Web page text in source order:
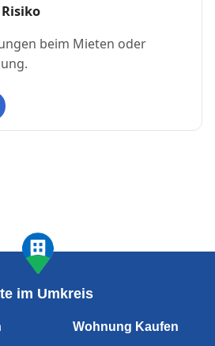
beim Mieten oder
im Umkreis
Wohnung Kaufen